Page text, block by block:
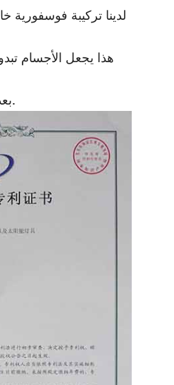
هذا يجعل الأجسام
بعد 5000 ساعة، يصبح اضمحلال الضوء أقل من 3% (مقارنة بمتوسط ​​الصناعة البالغ 5%)، مما يضمن إضاءة مستقرة طويلة الأمد لمصابيح الشوارع.